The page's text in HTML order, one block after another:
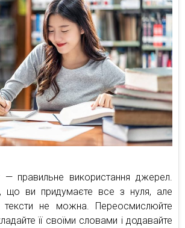
правильне використання джерел.
що ви придумаєте все з нуля, але
тексти не можна. Переосмислюйте
її своїми словами і додавайте